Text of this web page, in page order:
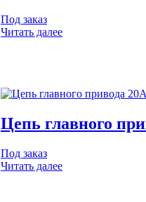
Под заказ
Читать далее
Цепь главного
Под заказ
Читать далее